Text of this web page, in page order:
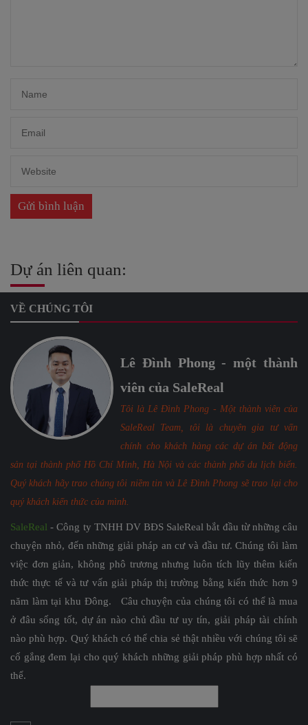
Dự án liên quan:
VỀ CHÚNG TÔI
Lê Đình Phong - một thành
viên của SaleReal
Tôi là Lê Đình Phong - Một thành viên của
SaleReal Team, tôi là chuyên gia tư vấn
chính cho khách hàng các dự án bất động
sản tại thành phố Hồ Chí Minh, Hà Nội và các thành phố du lịch biển.
Quý khách hãy trao chúng tôi niềm tin và Lê Đình Phong sẽ trao lại cho
quý khách kiến thức của mình.
SaleReal - Công ty TNHH DV BĐS SaleReal bắt đầu từ những câu
chuyện nhỏ, đến những giải pháp an cư và đầu tư. Chúng tôi làm
việc đơn giản, không phô trương nhưng luôn tích lũy thêm kiến
thức thực tế và tư vấn giải pháp thị trường bằng kiến thức hơn 9
năm làm tại khu Đông. Câu chuyện của chúng tôi có thể là mua
ở đâu sống tốt, dự án nào chủ đầu tư uy tín, giải pháp tài chính
nào phù hợp. Quý khách có thể chia sẻ thật nhiều với chúng tôi sẽ
cố gắng đem lại cho quý khách những giải pháp phù hợp nhất có
thể.